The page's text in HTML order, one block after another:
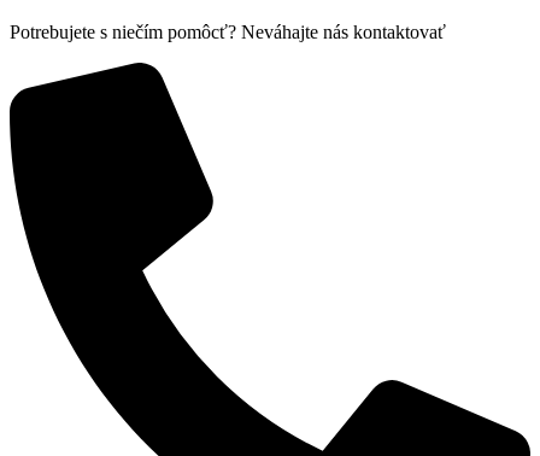
Potrebujete s niečím pomôcť? Neváhajte nás kontaktovať